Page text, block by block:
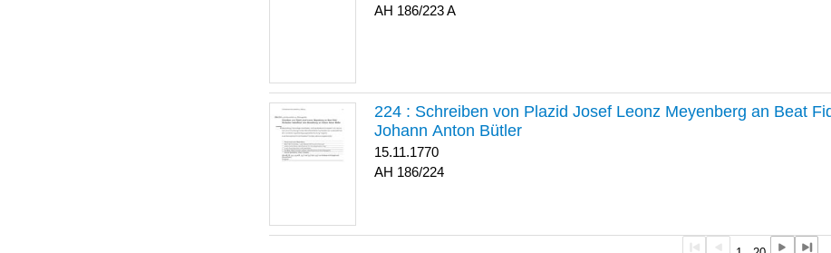
186/223 A
224 : Schreiben von Plazid Josef Leonz Meyenberg an Beat
Johann Anton Bütler
15.11.1770
186/224